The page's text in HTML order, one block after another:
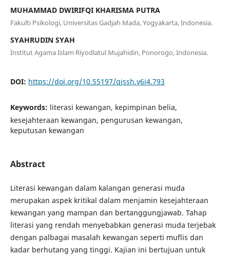
MUHAMMAD DWIRIFQI KHARISMA PUTRA
Fakulti Psikologi, Universitas Gadjah Mada, Yogyakarta, Indonesia.
SYAHRUDIN SYAH
Institut Agama Islam Riyodlatul Mujahidin, Ponorogo, Indonesia.
DOI: https://doi.org/10.55197/qjssh.v6i4.793
Keywords: literasi kewangan, kepimpinan belia,
kesejahteraan kewangan, pengurusan kewangan,
keputusan kewangan
Abstract
Literasi kewangan dalam kalangan generasi muda
merupakan aspek kritikal dalam menjamin kesejahteraan
kewangan yang mampan dan bertanggungjawab. Tahap
literasi yang rendah menyebabkan generasi muda terjebak
dengan palbagai masalah kewangan seperti muflis dan
kadar berhutang yang tinggi. Kajian ini bertujuan untuk